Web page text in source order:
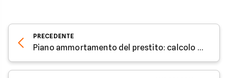
PRECEDENTE
Piano ammortamento del prestito: calcolo e significato